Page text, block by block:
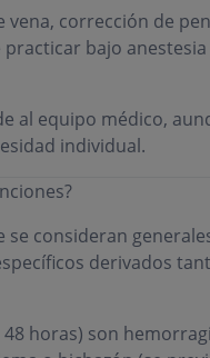
corrección de
bajo
al equipo médico,
individual.
consideran
derivados
horas) son